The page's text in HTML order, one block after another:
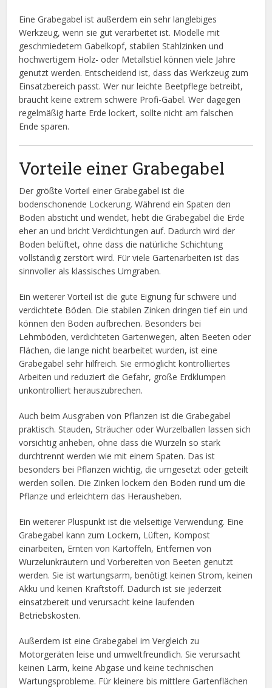
Eine Grabegabel ist außerdem ein sehr langlebiges
Werkzeug, wenn sie gut verarbeitet ist. Modelle mit
geschmiedetem Gabelkopf, stabilen Stahlzinken und
hochwertigem Holz- oder Metallstiel können viele Jahre
genutzt werden. Entscheidend ist, dass das Werkzeug zum
Einsatzbereich passt. Wer nur leichte Beetpflege betreibt,
braucht keine extrem schwere Profi-Gabel. Wer dagegen
regelmäßig harte Erde lockert, sollte nicht am falschen
Ende sparen.
Vorteile einer Grabegabel
Der größte Vorteil einer Grabegabel ist die
bodenschonende Lockerung. Während ein Spaten den
Boden absticht und wendet, hebt die Grabegabel die Erde
eher an und bricht Verdichtungen auf. Dadurch wird der
Boden belüftet, ohne dass die natürliche Schichtung
vollständig zerstört wird. Für viele Gartenarbeiten ist das
sinnvoller als klassisches Umgraben.
Ein weiterer Vorteil ist die gute Eignung für schwere und
verdichtete Böden. Die stabilen Zinken dringen tief ein und
können den Boden aufbrechen. Besonders bei
Lehmböden, verdichteten Gartenwegen, alten Beeten oder
Flächen, die lange nicht bearbeitet wurden, ist eine
Grabegabel sehr hilfreich. Sie ermöglicht kontrolliertes
Arbeiten und reduziert die Gefahr, große Erdklumpen
unkontrolliert herauszubrechen.
Auch beim Ausgraben von Pflanzen ist die Grabegabel
praktisch. Stauden, Sträucher oder Wurzelballen lassen sich
vorsichtig anheben, ohne dass die Wurzeln so stark
durchtrennt werden wie mit einem Spaten. Das ist
besonders bei Pflanzen wichtig, die umgesetzt oder geteilt
werden sollen. Die Zinken lockern den Boden rund um die
Pflanze und erleichtern das Herausheben.
Ein weiterer Pluspunkt ist die vielseitige Verwendung. Eine
Grabegabel kann zum Lockern, Lüften, Kompost
einarbeiten, Ernten von Kartoffeln, Entfernen von
Wurzelunkräutern und Vorbereiten von Beeten genutzt
werden. Sie ist wartungsarm, benötigt keinen Strom, keinen
Akku und keinen Kraftstoff. Dadurch ist sie jederzeit
einsatzbereit und verursacht keine laufenden
Betriebskosten.
Außerdem ist eine Grabegabel im Vergleich zu
Motorgeräten leise und umweltfreundlich. Sie verursacht
keinen Lärm, keine Abgase und keine technischen
Wartungsprobleme. Für kleinere bis mittlere Gartenflächen